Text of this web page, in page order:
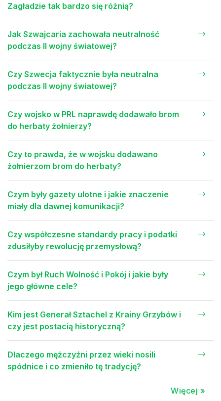
Zagładzie tak bardzo się różnią?
Jak Szwajcaria zachowała neutralność
podczas II wojny światowej?
Czy Szwecja faktycznie była neutralna
podczas II wojny światowej?
Czy wojsko w PRL naprawdę dodawało brom
do herbaty żołnierzy?
Czy to prawda, że w wojsku dodawano
żołnierzom brom do herbaty?
Czym były gazety ulotne i jakie znaczenie
miały dla dawnej komunikacji?
Czy współczesne standardy pracy i podatki
zdusiłyby rewolucję przemysłową?
Czym był Ruch Wolność i Pokój i jakie były
jego główne cele?
Kim jest Generał Sztachel z Krainy Grzybów i
czy jest postacią historyczną?
Dlaczego mężczyźni przez wieki nosili
spódnice i co zmieniło tę tradycję?
Więcej »